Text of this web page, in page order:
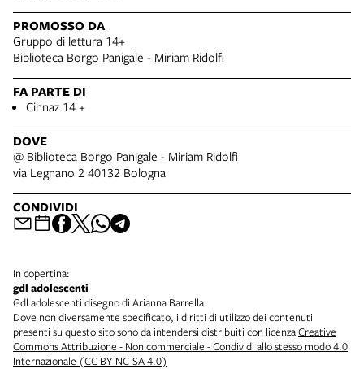
PROMOSSO DA
Gruppo di lettura 14+
Biblioteca Borgo Panigale - Miriam Ridolfi
FA PARTE DI
Cinnaz 14 +
DOVE
@ Biblioteca Borgo Panigale - Miriam Ridolfi
via Legnano 2 40132 Bologna
CONDIVIDI
In copertina:
gdl adolescenti
Gdl adolescenti disegno di Arianna Barrella
Dove non diversamente specificato, i diritti di utilizzo dei contenuti
presenti su questo sito sono da intendersi distribuiti con licenzaCreative
Commons Attribuzione - Non commerciale - Condividi allo stesso modo 4.0
Internazionale (CC BY-NC-SA 4.0)